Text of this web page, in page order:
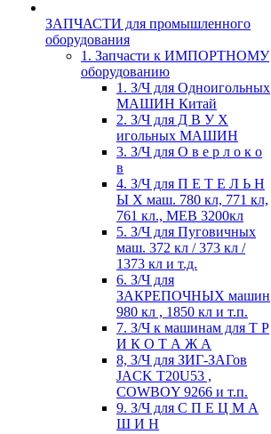
ЗАПЧАСТИ для промышленного
оборудования
1. Запчасти к ИМПОРТНОМУ
оборудованию
1. З/Ч для Одноигольных
МАШИН Китай
2. З/Ч для Д В У Х
игольных МАШИН
3. З/Ч для О в е р л о к о
в
4. З/Ч для П Е Т Е Л Ь Н
Ы Х маш. 780 кл, 771 кл,
761 кл., MEB 3200кл
5. З/Ч для Пуговичных
маш. 372 кл / 373 кл /
1373 кл и т.д.
6. З/Ч для
ЗАКРЕПОЧНЫХ машин
980 кл , 1850 кл и т.п.
7. З/Ч к машинам для Т Р
И К О Т А Ж А
8, З/Ч для ЗИГ-ЗАГов
JACK Т20U53 ,
COWBOY 9266 и т.п.
9. З/Ч для С П Е Ц М А
Ш И Н